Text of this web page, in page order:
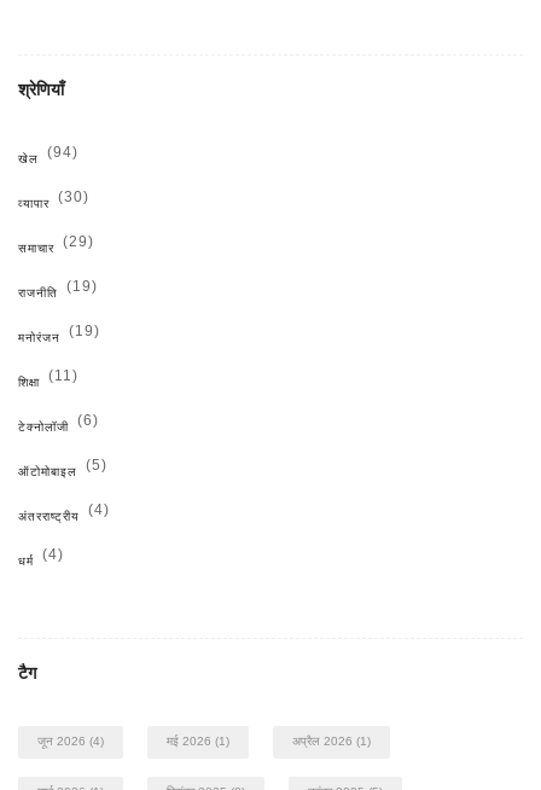
श्रेणियाँ
खेल (94)
व्यापार (30)
समाचार (29)
राजनीति (19)
मनोरंजन (19)
शिक्षा (11)
टेक्नोलॉजी (6)
ऑटोमोबाइल (5)
अंतरराष्ट्रीय (4)
धर्म (4)
टैग
जून 2026 (4) मई 2026 (1) अप्रैल 2026 (1)